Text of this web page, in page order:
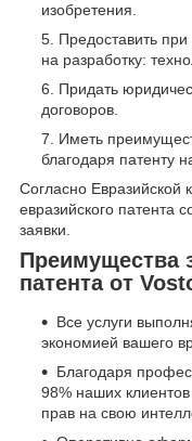
изобретения.
Предоставить
на разработку:
Придать
договоров.
Иметь
благодаря патенту
Согласно Евразийской
евразийского патента
заявки.
Преимущества
патента от
Все услуги
экономией вашего
Благодаря
98% наших
прав на свою